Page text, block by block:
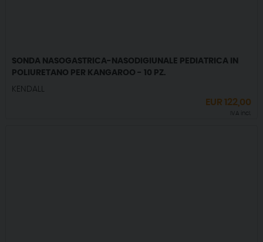
SONDA NASOGASTRICA-NASODIGIUNALE PEDIATRICA IN
POLIURETANO PER KANGAROO - 10 PZ.
KENDALL
EUR122,00
IVA incl.